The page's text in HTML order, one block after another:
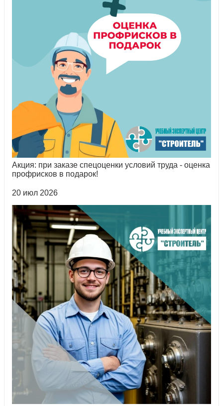
Акция: при заказе спецоценки условий труда - оценка
профрисков в подарок!
20 июл 2026